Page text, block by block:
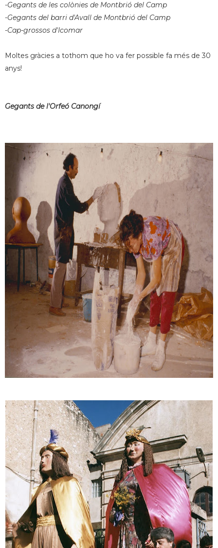
-Gegants de les colònies de Montbrió del Camp
-Gegants del barri d'Avall de Montbrió del Camp
-Cap-grossos d'Icomar
Moltes gràcies a tothom que ho va fer possible fa més de 30
anys!
Gegants de l'Orfeó Canongí